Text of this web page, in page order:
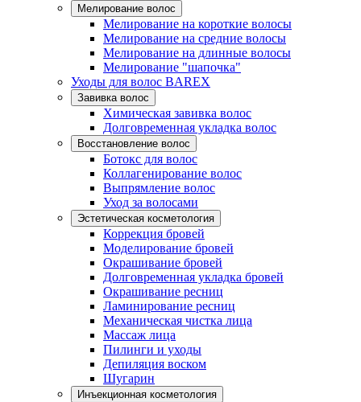
Мелирование волос
Мелирование на короткие волосы
Мелирование на средние волосы
Мелирование на длинные волосы
Мелирование "шапочка"
Уходы для волос BAREX
Завивка волос
Химическая завивка волос
Долговременная укладка волос
Восстановление волос
Ботокс для волос
Коллагенирование волос
Выпрямление волос
Уход за волосами
Эстетическая косметология
Коррекция бровей
Моделирование бровей
Окрашивание бровей
Долговременная укладка бровей
Окрашивание ресниц
Ламинирование ресниц
Механическая чистка лица
Массаж лица
Пилинги и уходы
Депиляция воском
Шугарин
Инъекционная косметология